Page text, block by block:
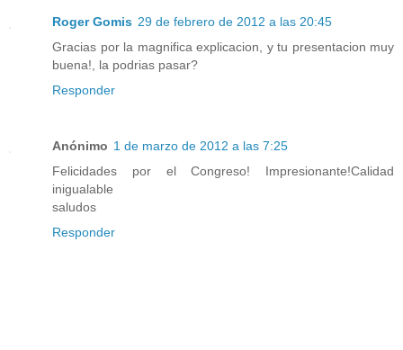
Roger Gomis 29 de febrero de 2012 a las 20:45
Gracias por la magnifica explicacion, y tu presentacion muy
buena!, la podrias pasar?
Responder
Anónimo 1 de marzo de 2012 a las 7:25
Felicidades por el Congreso! Impresionante!Calidad
inigualable
saludos
Responder